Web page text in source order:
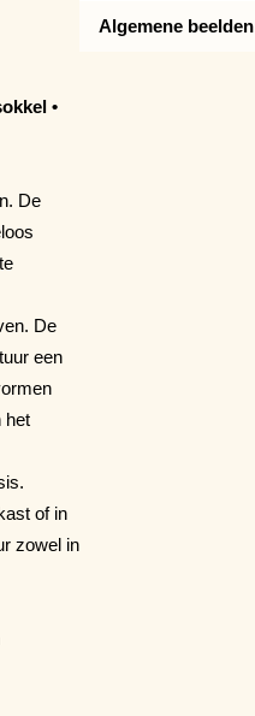
•
De
De
een
het
of in
zowel in
Algemene beelden